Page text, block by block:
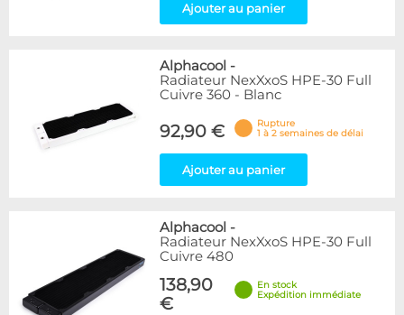
Ajouter au panier
Alphacool -
Radiateur NexXxoS HPE-30 Full
Cuivre 360 - Blanc
92,90 €
Rupture
1 à 2 semaines de délai
Ajouter au panier
Alphacool -
Radiateur NexXxoS HPE-30 Full
Cuivre 480
138,90
€
En stock
Expédition immédiate